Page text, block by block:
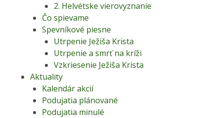
2. Helvétske vierovyznanie
Čo spievame
Spevníkové piesne
Utrpenie Ježiša Krista
Utrpenie a smrť na kríži
Vzkriesenie Ježiša Krista
Aktuality
Kalendár akcií
Podujatia plánované
Podujatia minulé